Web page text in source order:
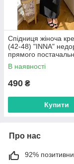
Спідниця жіноча
(42-48) "INNA"
прямого
В наявності
490 ₴
Купити
Про нас
92%